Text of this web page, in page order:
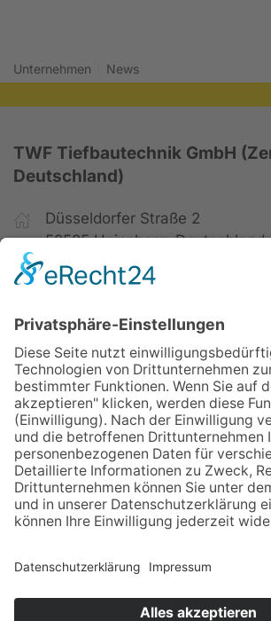
Unternehmen News
TWF Tiefbautechnik GmbH
Deutschland)
Düsseldorfer Straße 2
52525 Heinsberg, Deutschland
+49 2452 15678-0
office@twf-tiefbautechnik.de
www.twf-tiefbautechnik.de
Kaufen | Mieten | Leasen